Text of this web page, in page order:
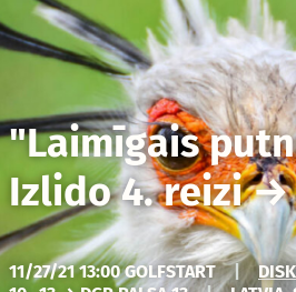
"Laimīgais
Izlido 4. reizi
11/27/21 13:00 GOLFSTART |